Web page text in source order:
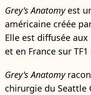
Grey's Anatomyest
américaine créée
Elle est diffusée
et en France sur
Grey's Anatomy
chirurgie du Seattle